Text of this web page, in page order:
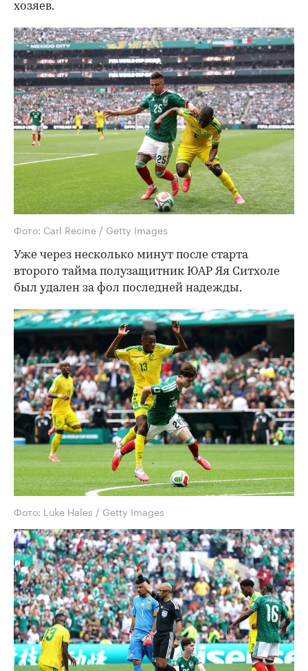
хозяев.
Фото: Carl Recine / Getty Images
Уже через несколько минут после старта
второго тайма полузащитник ЮАР Яя Ситхоле
был удален за фол последней надежды.
Фото: Luke Hales / Getty Images